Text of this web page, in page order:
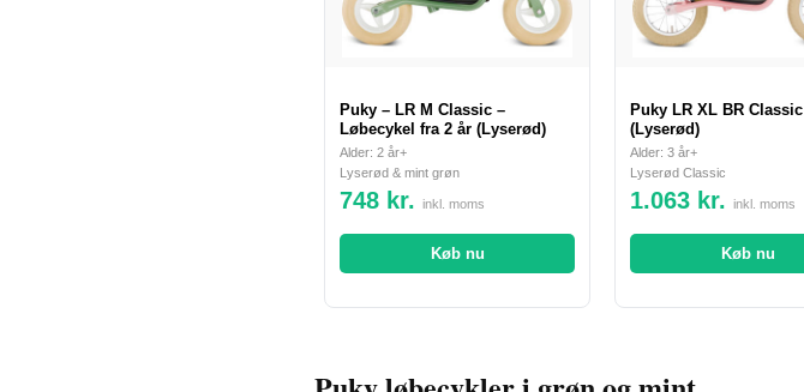
Puky – LR M Classic –
Løbecykel fra 2 år (Lyserød)
Alder: 2 år+
Lyserød & mint grøn
748 kr. inkl. moms
Køb nu
Puky LR XL BR Classic
(Lyserød)
Alder: 3 år+
Lyserød Classic
1.063 kr. inkl. moms
Køb nu